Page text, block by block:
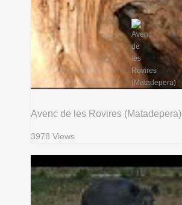
Avenc de les Rovires (Matadepera)
3978 Views